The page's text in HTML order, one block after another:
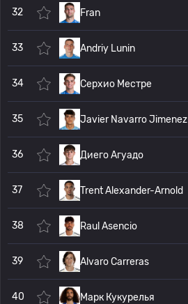
32 Fran
33 Andriy Lunin
34 Серхио Местре
35 Javier Navarro Jimenez
36 Диего Агуадо
37 Trent Alexander-Arnold
38 Raul Asencio
39 Alvaro Carreras
40 Марк Кукурелья